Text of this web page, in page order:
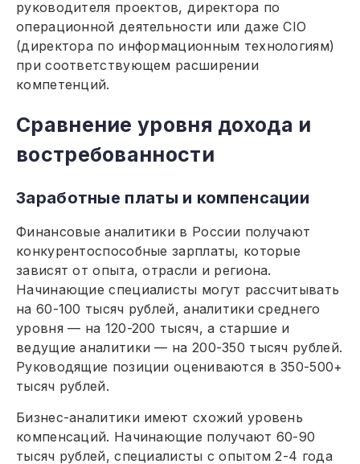
руководителя проектов, директора по
операционной деятельности или даже CIO
(директора по информационным технологиям)
при соответствующем расширении
компетенций.
Сравнение уровня дохода и
востребованности
Заработные платы и компенсации
Финансовые аналитики в России получают
конкурентоспособные зарплаты, которые
зависят от опыта, отрасли и региона.
Начинающие специалисты могут рассчитывать
на 60-100 тысяч рублей, аналитики среднего
уровня — на 120-200 тысяч, а старшие и
ведущие аналитики — на 200-350 тысяч рублей.
Руководящие позиции оцениваются в 350-500+
тысяч рублей.
Бизнес-аналитики имеют схожий уровень
компенсаций. Начинающие получают 60-90
тысяч рублей, специалисты с опытом 2-4 года